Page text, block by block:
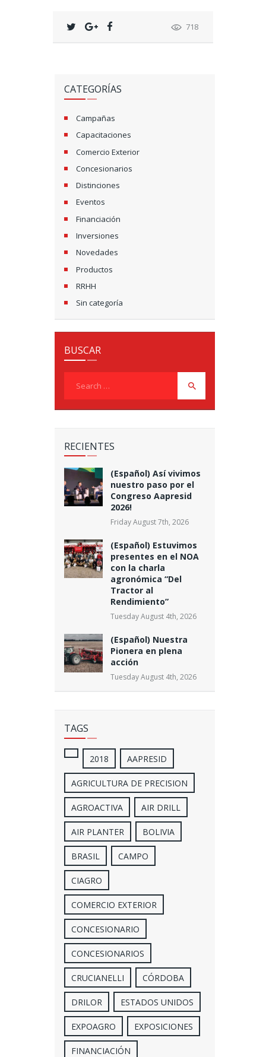
718
CATEGORÍAS
Campañas
Capacitaciones
Comercio Exterior
Concesionarios
Distinciones
Eventos
Financiación
Inversiones
Novedades
Productos
RRHH
Sin categoría
BUSCAR
RECIENTES
(Español) Así vivimos
nuestro paso por el
Congreso Aapresid
2026!
Friday August 7th, 2026
(Español) Estuvimos
presentes en el NOA
con la charla
agronómica “Del
Tractor al
Rendimiento”
Tuesday August 4th, 2026
(Español) Nuestra
Pionera en plena
acción
Tuesday August 4th, 2026
TAGS
2018 AAPRESID
AGRICULTURA DE PRECISION
AGROACTIVA AIR DRILL
AIR PLANTER BOLIVIA
BRASIL CAMPO
CIAGRO
COMERCIO EXTERIOR
CONCESIONARIO
CONCESIONARIOS
CRUCIANELLI CÓRDOBA
DRILOR ESTADOS UNIDOS
EXPOAGRO EXPOSICIONES
FINANCIACIÓN